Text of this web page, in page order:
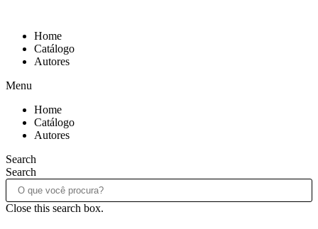
conteúdo
Home
Catálogo
Autores
Menu
Home
Catálogo
Autores
Search
Search
Close this search box.